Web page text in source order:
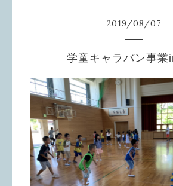
2019/08/07
学童キャラバン事業